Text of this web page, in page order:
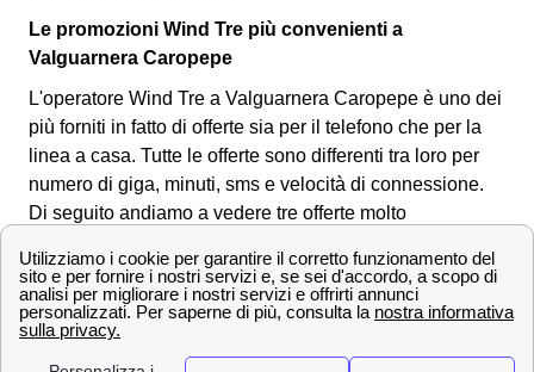
Le promozioni Wind Tre più convenienti a
Valguarnera Caropepe
L'operatore Wind Tre a Valguarnera Caropepe è uno dei
più forniti in fatto di offerte sia per il telefono che per la
linea a casa. Tutte le offerte sono differenti tra loro per
numero di giga, minuti, sms e velocità di connessione.
Di seguito andiamo a vedere tre offerte molto
OFFERTE a
Valguarnera
Prezzo